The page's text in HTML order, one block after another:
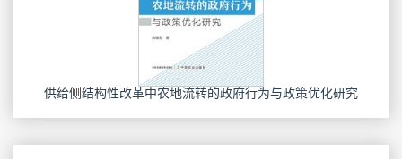
供给侧结构性改革中农地流转的政府行为与政策优化研究